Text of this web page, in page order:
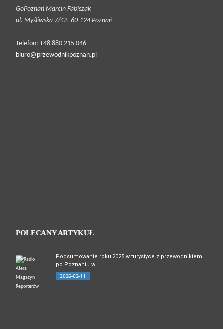
GoPoznań Marcin Fabiszak
ul. Myśliwska 7/42, 60-124 Poznań
Telefon: +48 880 215 046
biuro@przewodnikpoznan.pl
POLECANY ARTYKUŁ
Podsumowanie roku 2025 w turystyce z przewodnikiem
po Poznaniu w...
2026-02-11